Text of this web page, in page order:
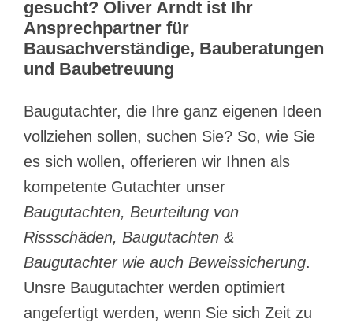
gesucht? Oliver Arndt ist Ihr
Ansprechpartner für
Bausachverständige, Bauberatungen
und Baubetreuung
Baugutachter, die Ihre ganz eigenen Ideen
vollziehen sollen, suchen Sie? So, wie Sie
es sich wollen, offerieren wir Ihnen als
kompetente Gutachter unser
Baugutachten, Beurteilung von
Rissschäden, Baugutachten &
Baugutachter wie auch Beweissicherung.
Unsre Baugutachter werden optimiert
angefertigt werden, wenn Sie sich Zeit zu